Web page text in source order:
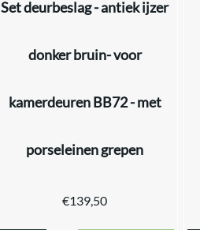
Set deurbeslag - antiek ijzer
donker bruin- voor
kamerdeuren BB72 - met
porseleinen grepen
€139,50